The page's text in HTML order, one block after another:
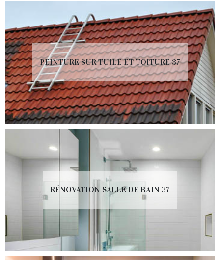
PEINTURE SUR TUILE ET TOITURE 37
RÉNOVATION SALLE DE BAIN 37